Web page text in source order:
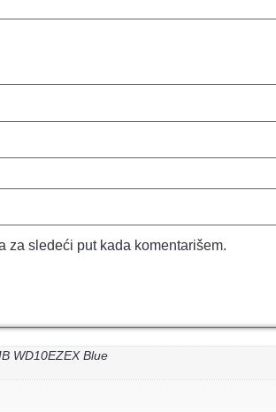
za sledeći put kada komentarišem.
WD10EZEX Blue